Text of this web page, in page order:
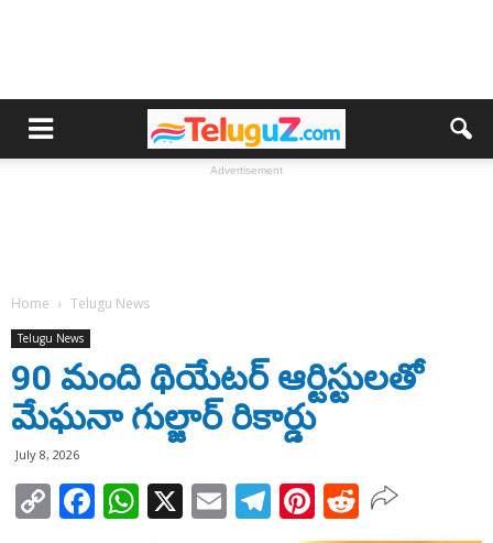
Advertisement
Home Telugu News
Telugu News
90 మంది థియేటర్ ఆర్టిస్టులతో
మేఘనా గుల్జార్ రికార్డు
July 8, 2026
CopyFacebook
WhatsApp
X EmailTelegram
Pinterest
Reddit